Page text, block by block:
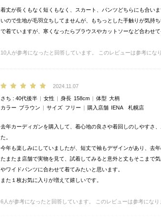
着丈が長くもなく短くもなく、スカート、パンツどちらにも合い
いので生地が毛羽立ちしてませんが、もちっとした手触りが気持
で着ていますが、寒くなったらブラウスやカットソーなど合わせて
10 人が参考になったと回答しています。 このレビューは参考にな
2024.11.07
さち 40代後半 女性 身長 158cm 体型 大柄
カラー ブラウン サイズ フリー 購入店舗 IENA 札幌店
去年カーディガンを購入して、着心地の良さや着回しのしやすさ
た。
今年も楽しみにしていましたが、短丈で袖もデザインがあり、去
たまたま店舗で実物を見て、試着してみると意外と丈もそこまで
やワイドパンツに合わせて着てみたいと思います。
また１枚お気に入りが増えて嬉しいです。
6 人が参考になったと回答しています。 このレビューは参考になり